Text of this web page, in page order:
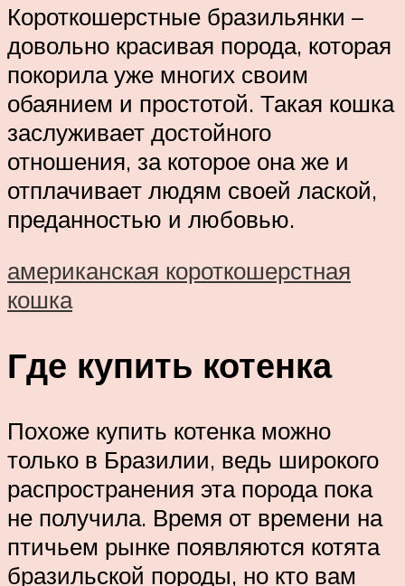
Короткошерстные бразильянки –
довольно красивая порода, которая
покорила уже многих своим
обаянием и простотой. Такая кошка
заслуживает достойного
отношения, за которое она же и
отплачивает людям своей лаской,
преданностью и любовью.
американская короткошерстная
кошка
Где купить котенка
Похоже купить котенка можно
только в Бразилии, ведь широкого
распространения эта порода пока
не получила. Время от времени на
птичьем рынке появляются котята
бразильской породы, но кто вам